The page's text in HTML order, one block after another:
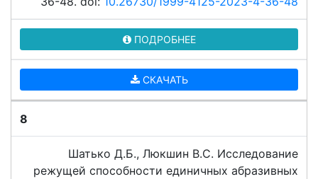
ПОДРОБНЕЕ
СКАЧАТЬ
8
Шатько Д.Б., Люкшин В.С. Исследование
режущей способности единичных абразивных